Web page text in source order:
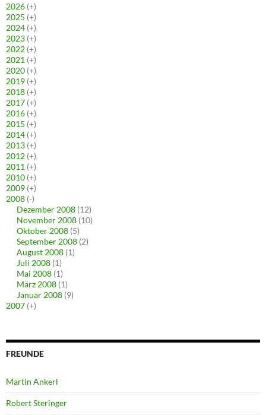
2026 (+)
2025 (+)
2024 (+)
2023 (+)
2022 (+)
2021 (+)
2020 (+)
2019 (+)
2018 (+)
2017 (+)
2016 (+)
2015 (+)
2014 (+)
2013 (+)
2012 (+)
2011 (+)
2010 (+)
2009 (+)
2008 (-)
Dezember 2008 (12)
November 2008 (10)
Oktober 2008 (5)
September 2008 (2)
August 2008 (1)
Juli 2008 (1)
Mai 2008 (1)
März 2008 (1)
Januar 2008 (9)
2007 (+)
FREUNDE
Martin Ankerl
Robert Steringer